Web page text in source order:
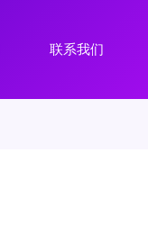
联系我们